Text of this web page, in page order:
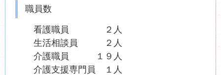
職員数
看護職員 ２人
生活相談員 ２人
介護職員 １９人
介護支援専門員 １人